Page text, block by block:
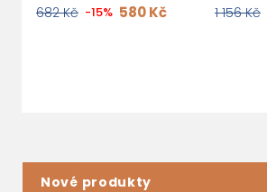
682 Kč -15% 580 Kč 1 156 Kč
Nové produkty